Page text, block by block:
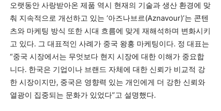
오랫동안 사랑받아온 제품 역시 현재의 기술과 생산 환경에 맞
춰 지속적으로 개선하고 있는 ‘아즈나브르(Aznavour)’는 콘텐
츠와 마케팅 방식 또한 시대 흐름에 맞게 재해석하며 변화시키
고 있다. 그 대표적인 사례가 중국 왕홍 마케팅이다. 정 대표는
“중국 시장에서는 무엇보다 현지 시장에 대한 이해가 중요합
니다. 한국은 기업이나 브랜드 자체에 대한 신뢰가 비교적 강
한 시장이지만, 중국은 영향력 있는 개인에게 더 강한 신뢰와
열광이 집중되는 문화가 있었다”고 설명했다.